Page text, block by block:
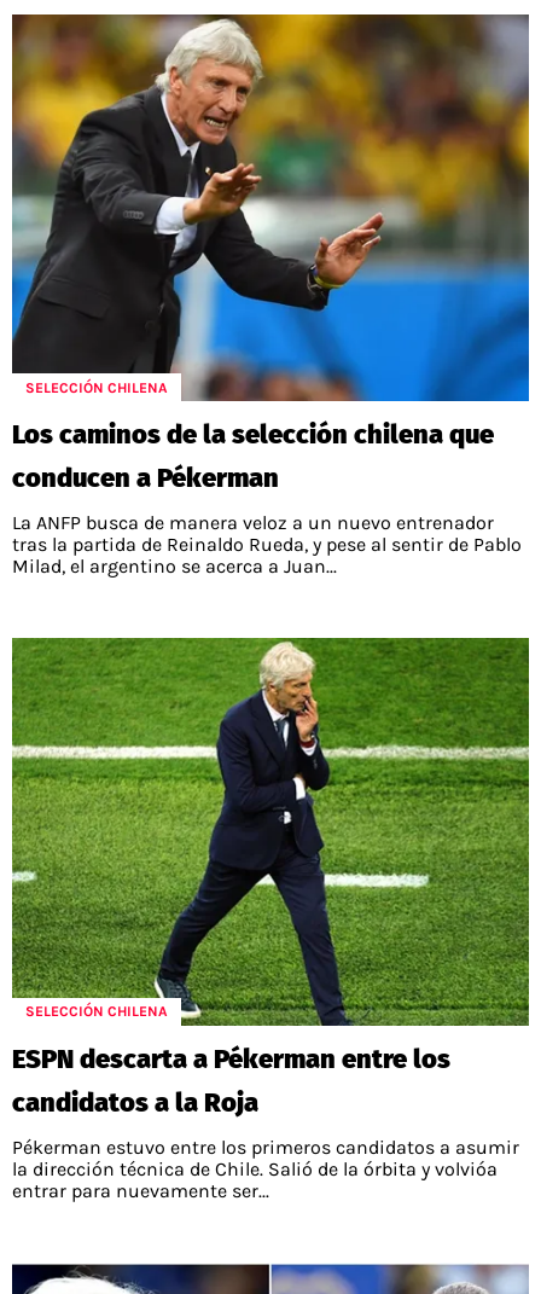
SELECCIÓN CHILENA
Los caminos de la selección chilena que
conducen a Pékerman
La ANFP busca de manera veloz a un nuevo entrenador
tras la partida de Reinaldo Rueda, y pese al sentir de Pablo
Milad, el argentino se acerca a Juan...
SELECCIÓN CHILENA
ESPN descarta a Pékerman entre los
candidatos a la Roja
Pékerman estuvo entre los primeros candidatos a asumir
la dirección técnica de Chile. Salió de la órbita y volvióa
entrar para nuevamente ser...